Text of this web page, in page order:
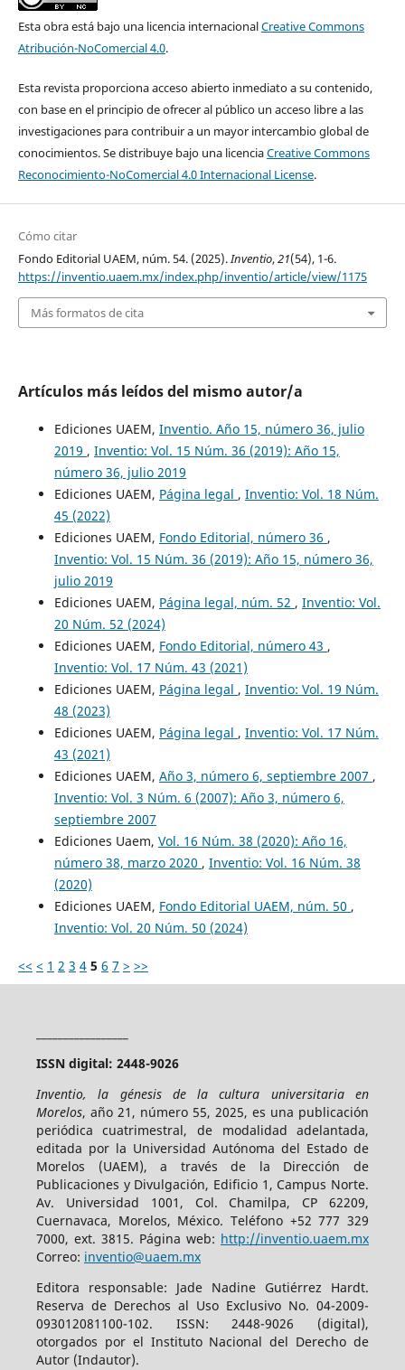
Esta obra está bajo una licencia internacionalCreative Commons
Atribución-NoComercial 4.0.
Esta revista proporciona acceso abierto inmediato a su contenido,
con base en el principio de ofrecer al público un acceso libre a las
investigaciones para contribuir a un mayor intercambio global de
conocimientos. Se distribuye bajo una licenciaCreative Commons
Reconocimiento-NoComercial 4.0 Internacional License.
Cómo citar
Fondo Editorial UAEM, núm. 54. (2025). Inventio,21(54), 1-6.
https://inventio.uaem.mx/index.php/inventio/article/view/1175
Más formatos de cita
Artículos más leídos del mismo autor/a
Ediciones UAEM, Inventio. Año 15, número 36, julio
2019 , Inventio: Vol. 15 Núm. 36 (2019): Año 15,
número 36, julio 2019
Ediciones UAEM, Página legal , Inventio: Vol. 18 Núm.
45 (2022)
Ediciones UAEM, Fondo Editorial, número 36 ,
Inventio: Vol. 15 Núm. 36 (2019): Año 15, número 36,
julio 2019
Ediciones UAEM, Página legal, núm. 52 , Inventio: Vol.
20 Núm. 52 (2024)
Ediciones UAEM, Fondo Editorial, número 43 ,
Inventio: Vol. 17 Núm. 43 (2021)
Ediciones UAEM, Página legal , Inventio: Vol. 19 Núm.
48 (2023)
Ediciones UAEM, Página legal , Inventio: Vol. 17 Núm.
43 (2021)
Ediciones UAEM, Año 3, número 6, septiembre 2007 ,
Inventio: Vol. 3 Núm. 6 (2007): Año 3, número 6,
septiembre 2007
Ediciones Uaem, Vol. 16 Núm. 38 (2020): Año 16,
número 38, marzo 2020 , Inventio: Vol. 16 Núm. 38
(2020)
Ediciones UAEM, Fondo Editorial UAEM, núm. 50 ,
Inventio: Vol. 20 Núm. 50 (2024)
<< < 1 2 3 4 5 6 7 > >>
ISSN digital: 2448-9026
Inventio, la génesis de la cultura universitaria en
Morelos, año 21, número 55, 2025, es una publicación
periódica cuatrimestral, de modalidad adelantada,
editada por la Universidad Autónoma del Estado de
Morelos (UAEM), a través de la Dirección de
Publicaciones y Divulgación, Edificio 1, Campus Norte.
Av. Universidad 1001, Col. Chamilpa, CP 62209,
Cuernavaca, Morelos, México. Teléfono +52 777 329
7000, ext. 3815. Página web: http://inventio.uaem.mx
Correo: inventio@uaem.mx
Editora responsable: Jade Nadine Gutiérrez Hardt.
Reserva de Derechos al Uso Exclusivo No. 04-2009-
093012081100-102. ISSN: 2448-9026 (digital),
otorgados por el Instituto Nacional del Derecho de
Autor (Indautor).